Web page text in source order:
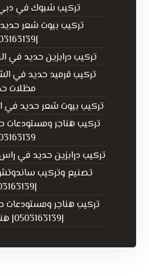
تركيب شبوك في دبي
تركيب بيوت شعر
|0503163139|
تركيب درابزين حديد في الفجيرة
مظلات
تركيب بيوت شعر حديد في الفجيرة
تركيب هناجر ومستودعات
تركيب درابزين حديد في راس الخيمة
تصنيع وتركيب
|0503163139
تركيب هناجر ومستودعات
|0503163139| هناجر شينكو